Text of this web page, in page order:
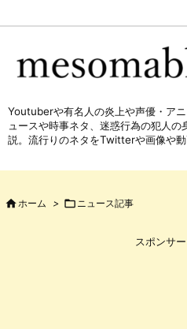
Youtuberや有名人の炎上や声優・ア
ュースや時事ネタ、迷惑行為の犯人
説。流行りのネタをTwitterや画像や動
 ホーム >  ニュース記事
スポンサ